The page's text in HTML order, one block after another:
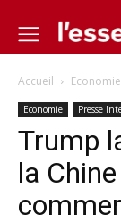
Accueil Economie
Economie Presse
Trump
la